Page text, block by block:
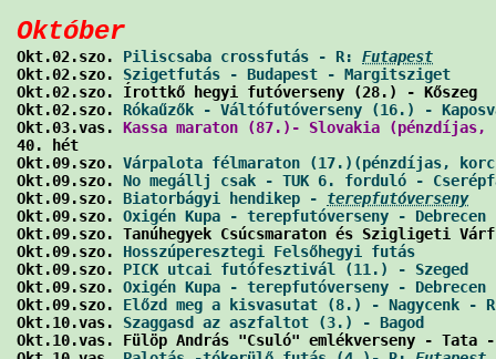
Október
Okt.02.szo. Piliscsaba crossfutás - R: Futapest
Okt.02.szo. Szigetfutás - Budapest - Margitsziget
Okt.02.szo. Írottkő hegyi futóverseny (28.) -
Okt.02.szo. Rókaűzők - Váltófutóverseny (16.) -
Okt.03.vas. Kassa maraton (87.)- Slovakia (pénzdíjas,
40. hét
Okt.09.szo. Várpalota félmaraton (17.)(pénzdíjas,
Okt.09.szo. No megállj csak - TUK 6. forduló -
Okt.09.szo. Biatorbágyi hendikep - terepfutóverseny
Okt.09.szo. Oxigén Kupa - terepfutóverseny -
Okt.09.szo. Tanúhegyek Csúcsmaraton és
Okt.09.szo. Hosszúperesztegi Felsőhegyi futás
Okt.09.szo. PICK utcai futófesztivál (11.) - Szeged
Okt.09.szo. Oxigén Kupa - terepfutóverseny -
Okt.09.szo. Előzd meg a kisvasutat (8.) - Nagycenk -
Okt.10.vas. Szaggasd az aszfaltot (3.) - Bagod
Okt.10.vas. Fülöp András "Csuló" emlékverseny -